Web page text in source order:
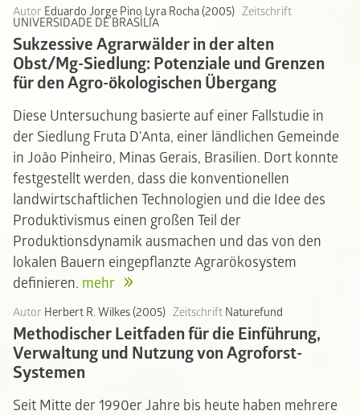
Autor Eduardo Jorge Pino Lyra Rocha (2005) Zeitschrift
UNIVERSIDADE DE BRASÍLIA
Sukzessive Agrarwälder in der alten
Obst/Mg-Siedlung: Potenziale und Grenzen
für den Agro-ökologischen Übergang
Diese Untersuchung basierte auf einer Fallstudie in
der Siedlung Fruta D'Anta, einer ländlichen Gemeinde
in João Pinheiro, Minas Gerais, Brasilien. Dort konnte
festgestellt werden, dass die konventionellen
landwirtschaftlichen Technologien und die Idee des
Produktivismus einen großen Teil der
Produktionsdynamik ausmachen und das von den
lokalen Bauern eingepflanzte Agrarökosystem
definieren. mehr
Autor Herbert R. Wilkes (2005) Zeitschrift Naturefund
Methodischer Leitfaden für die Einführung,
Verwaltung und Nutzung von Agroforst-
Systemen
Seit Mitte der 1990er Jahre bis heute haben mehrere